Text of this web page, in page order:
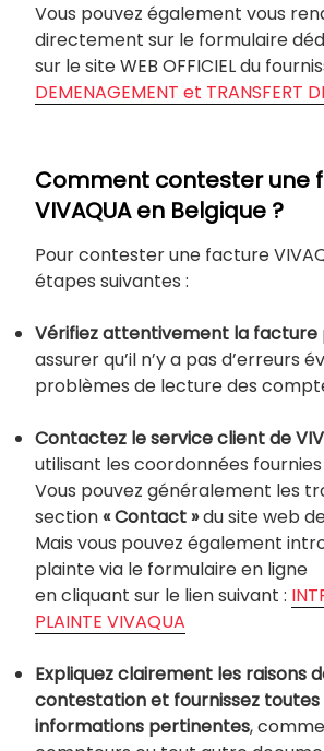
Vous pouvez également vous
directement sur le formulaire
sur le site WEB OFFICIEL du
DEMENAGEMENT et TRANSFERT
Comment contester une
VIVAQUA en Belgique ?
Pour contester une facture
étapes suivantes :
Vérifiez attentivement la facture
assurer qu’il n’y a pas d’erreurs
problèmes de lecture des
Contactez le service client de
utilisant les coordonnées
Vous pouvez généralement les
section« Contact »du site web
Mais vous pouvez également
plainte via le formulaire en ligne
en cliquant sur le lien suivant :
PLAINTE VIVAQUA
Expliquez clairement les raisons
contestation et fournissez toutes
informations pertinentes,